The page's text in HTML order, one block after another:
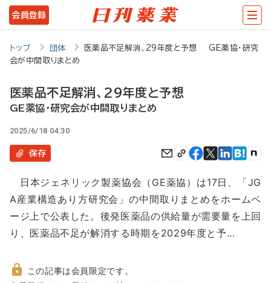
メ
イ
テ
ツ
に
動
会員登録
トップ 団体
医薬品不足解消、29年度と予想 GE薬協・研究
会が中間取りまとめ
医薬品不足解消、29年度と予想
GE薬協・研究会が中間取りまとめ
2025/6/18 04:30
保存
日本ジェネリック製薬協会（GE薬協）は17日、「JG
A産業構造あり方研究会」の中間取りまとめをホームペ
ージ上で公表した。後発医薬品の供給量が需要量を上回
り、医薬品不足が解消する時期を2029年度と予…
この記事は会員限定です。